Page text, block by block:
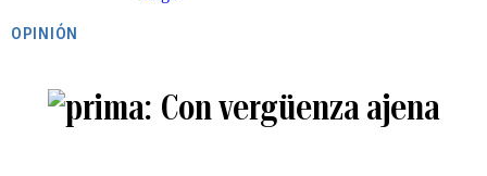
OPINIÓN
Con vergüenza ajena